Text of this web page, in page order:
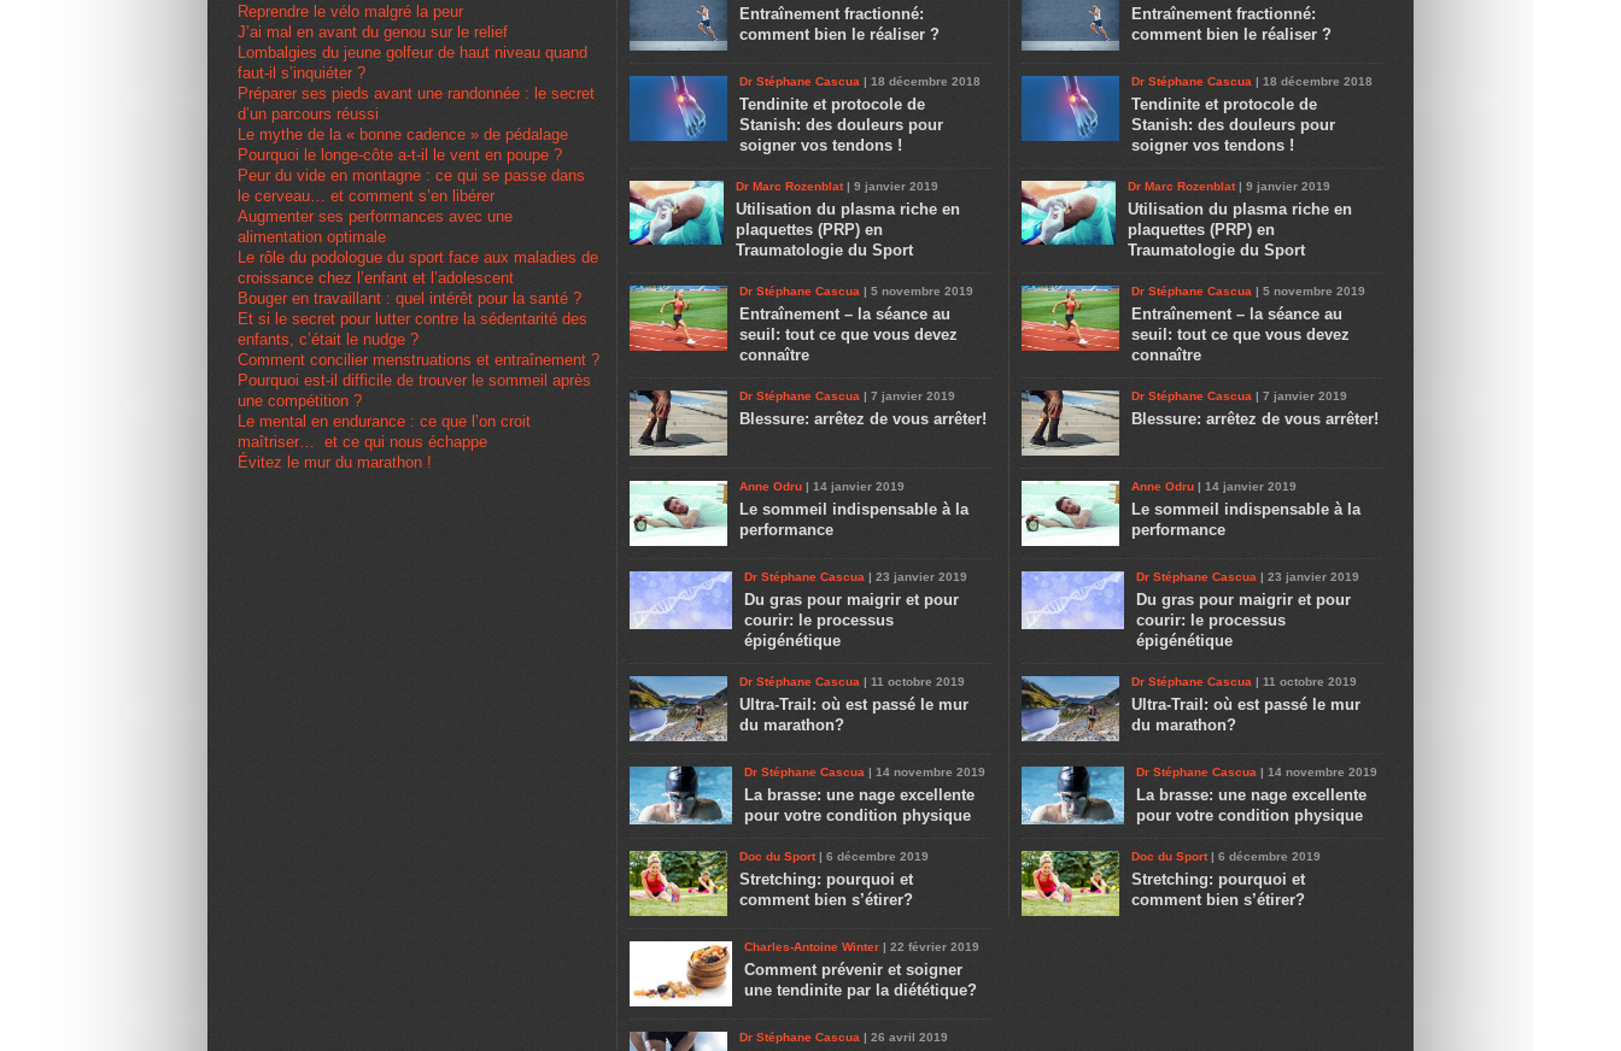
Reprendre le vélo malgré la peur
J’ai mal en avant du genou sur le relief
Lombalgies du jeune golfeur de haut niveau quand
faut-il s’inquiéter ?
Préparer ses pieds avant une randonnée : le secret
d’un parcours réussi
Le mythe de la « bonne cadence » de pédalage
Pourquoi le longe-côte a-t-il le vent en poupe ?
Peur du vide en montagne : ce qui se passe dans
le cerveau… et comment s’en libérer
Augmenter ses performances avec une
alimentation optimale
Le rôle du podologue du sport face aux maladies de
croissance chez l’enfant et l’adolescent
Bouger en travaillant : quel intérêt pour la santé ?
Et si le secret pour lutter contre la sédentarité des
enfants, c’était le nudge ?
Comment concilier menstruations et entraînement ?
Pourquoi est-il difficile de trouver le sommeil après
une compétition ?
Le mental en endurance : ce que l’on croit
maîtriser… et ce qui nous échappe
Évitez le mur du marathon !
Entraînement fractionné:
comment bien le réaliser ?
Dr Stéphane Cascua | 18 décembre 2018
Tendinite et protocole de
Stanish: des douleurs pour
soigner vos tendons !
Dr Marc Rozenblat| 9 janvier 2019
Utilisation du plasma riche en
plaquettes (PRP) en
Traumatologie du Sport
Dr Stéphane Cascua | 5 novembre 2019
Entraînement – la séance au
seuil: tout ce que vous devez
connaître
Dr Stéphane Cascua | 7 janvier 2019
Blessure: arrêtez de vous arrêter!
Anne Odru | 14 janvier 2019
Le sommeil indispensable à la
performance
Dr Stéphane Cascua | 23 janvier 2019
Du gras pour maigrir et pour
courir: le processus
épigénétique
Dr Stéphane Cascua | 11 octobre 2019
Ultra-Trail: où est passé le mur
du marathon?
Dr Stéphane Cascua | 14 novembre 2019
La brasse: une nage excellente
pour votre condition physique
Doc du Sport| 6 décembre 2019
Stretching: pourquoi et
comment bien s’étirer?
Charles-Antoine Winter | 22 février 2019
Comment prévenir et soigner
une tendinite par la diététique?
Dr Stéphane Cascua | 26 avril 2019
Entraînement fractionné:
comment bien le réaliser ?
Dr Stéphane Cascua | 18 décembre 2018
Tendinite et protocole de
Stanish: des douleurs pour
soigner vos tendons !
Dr Marc Rozenblat| 9 janvier 2019
Utilisation du plasma riche en
plaquettes (PRP) en
Traumatologie du Sport
Dr Stéphane Cascua | 5 novembre 2019
Entraînement – la séance au
seuil: tout ce que vous devez
connaître
Dr Stéphane Cascua | 7 janvier 2019
Blessure: arrêtez de vous arrêter!
Anne Odru | 14 janvier 2019
Le sommeil indispensable à la
performance
Dr Stéphane Cascua | 23 janvier 2019
Du gras pour maigrir et pour
courir: le processus
épigénétique
Dr Stéphane Cascua | 11 octobre 2019
Ultra-Trail: où est passé le mur
du marathon?
Dr Stéphane Cascua | 14 novembre 2019
La brasse: une nage excellente
pour votre condition physique
Doc du Sport| 6 décembre 2019
Stretching: pourquoi et
comment bien s’étirer?